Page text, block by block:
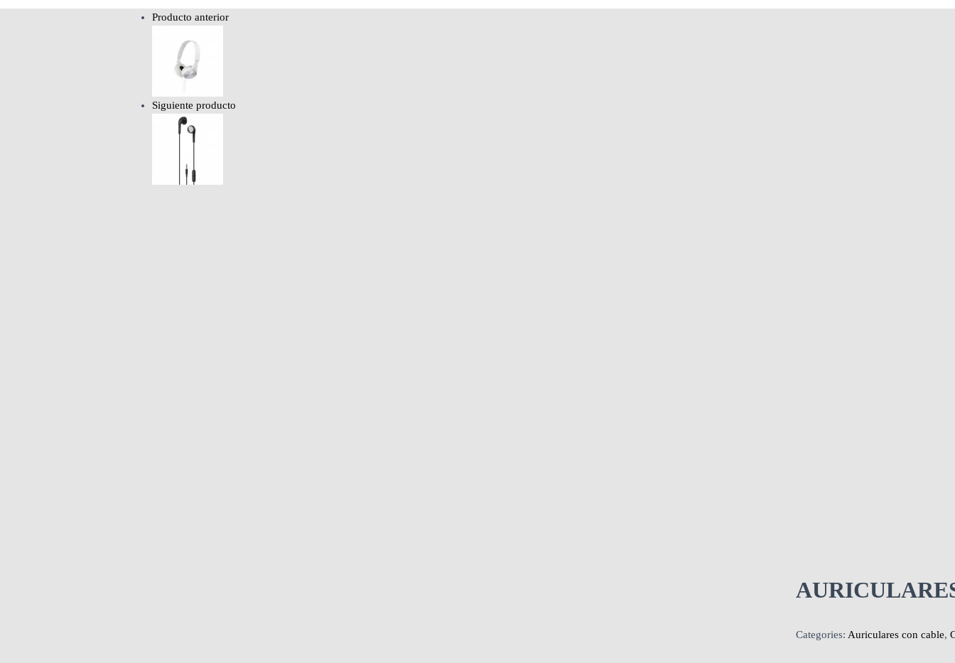
Producto anterior
Siguiente producto
Categories: Auriculares con cable,